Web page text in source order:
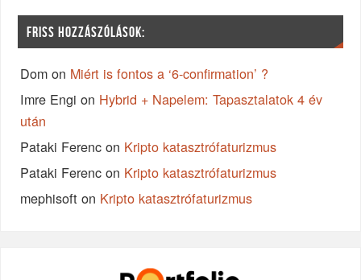
FRISS HOZZÁSZÓLÁSOK:
Dom on Miért is fontos a ‘6-confirmation’ ?
Imre Engi on Hybrid + Napelem: Tapasztalatok 4 év
után
Pataki Ferenc on Kripto katasztrófaturizmus
Pataki Ferenc on Kripto katasztrófaturizmus
mephisoft on Kripto katasztrófaturizmus